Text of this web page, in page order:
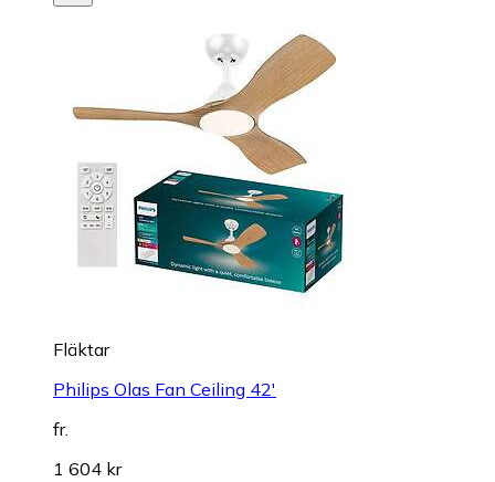
Fläktar
Philips Olas Fan Ceiling 42'
fr.
1 604 kr